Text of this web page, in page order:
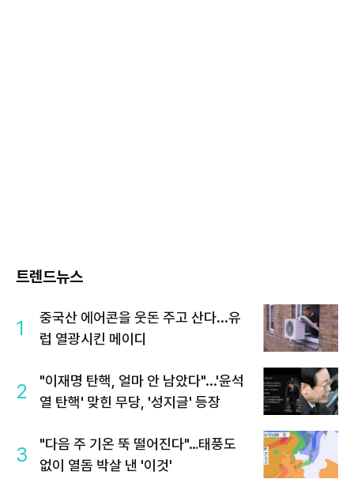
트렌드뉴스
1
중국산 에어콘을 웃돈 주고 산다...유
럽 열광시킨 메이디
2
"이재명 탄핵, 얼마 안 남았다"...'윤석
열 탄핵' 맞힌 무당, '성지글' 등장
3
"다음 주 기온 뚝 떨어진다"…태풍도
없이 열돔 박살 낸 '이것'